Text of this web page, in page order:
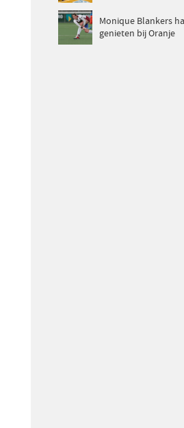
Monique Blankers
genieten bij Oranje